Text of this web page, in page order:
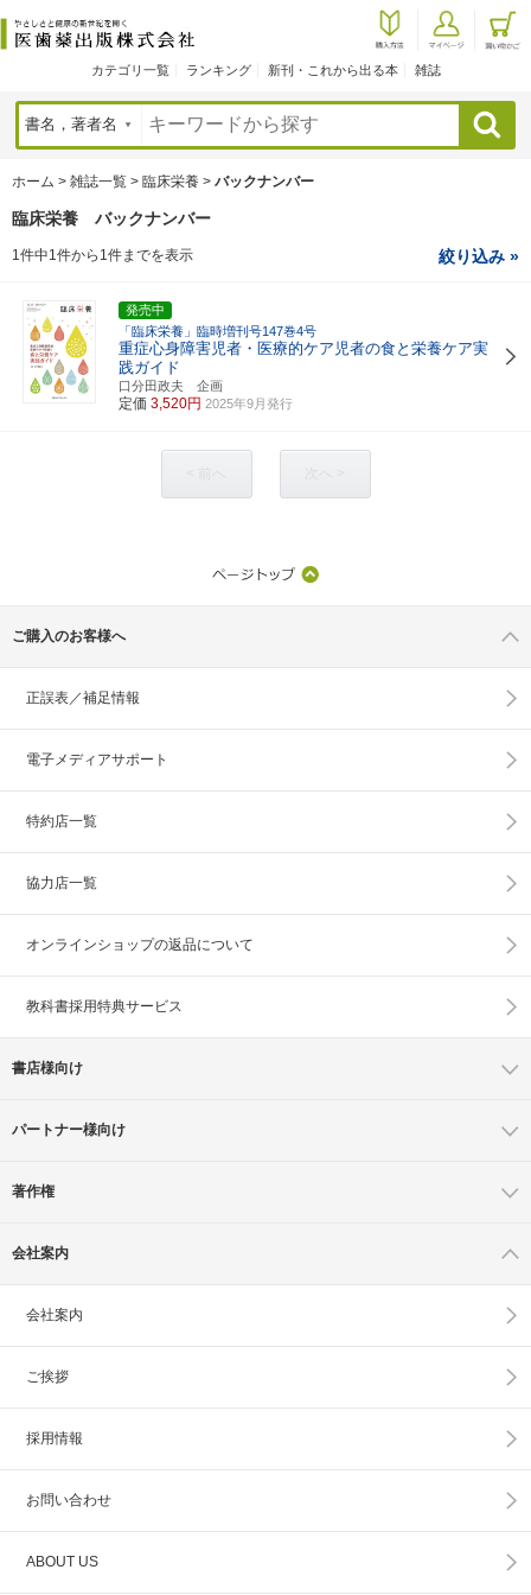
カテゴリ一覧 ランキング 新刊・これから出る本 雑誌
検索
ホーム > 雑誌一覧 > 臨床栄養 > バックナンバー
臨床栄養 バックナンバー
1件中1件から1件までを表示 絞り込み »
発売中
「臨床栄養」臨時増刊号147巻4号
重症心身障害児者・医療的ケア児者の食と栄養ケア実
践ガイド
口分田政夫 企画
定価 3,520円 2025年9月発行
ご購入のお客様へ
正誤表／補足情報
電子メディアサポート
特約店一覧
協力店一覧
オンラインショップの返品について
教科書採用特典サービス
書店様向け
パートナー様向け
著作権
会社案内
会社案内
ご挨拶
採用情報
お問い合わせ
ABOUT US